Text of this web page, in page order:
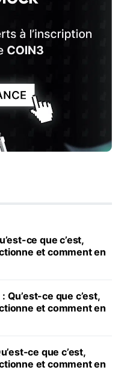
ce que c’est,
et comment en
Qu’est-ce que c’est,
et comment en
ce que c’est,
et comment en